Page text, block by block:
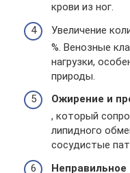
крови из ног.
Увеличение
%. Венозные
нагрузки,
природы.
Ожирение и
, который
липидного
сосудистые
Неправильное